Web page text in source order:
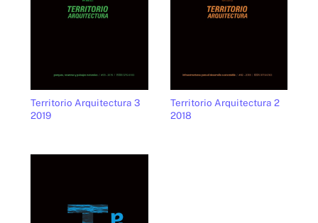
Territorio Arquitectura 3
2019
Territorio Arquitectura 2
2018